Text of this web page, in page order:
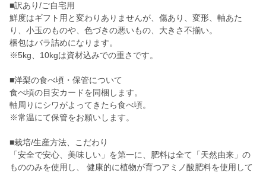
■訳あり/ご自宅用
鮮度はギフト用と変わりありませんが、傷あり、変形、軸あた
り、小玉のものや、色づきの悪いもの、大きさ不揃い。
梱包はバラ詰めになります。
※5kg、10kgは資材込みでの重さです。
■洋梨の食べ頃・保管について
食べ頃の目安カードを同梱します。
軸周りにシワがよってきたら食べ頃。
※常温にて保管をお願いします。
■栽培/生産方法、こだわり
「安全で安心、美味しい」を第一に、肥料は全て「天然由来」の
もののみを使用し、 健康的に植物が育つアミノ酸肥料を使用して